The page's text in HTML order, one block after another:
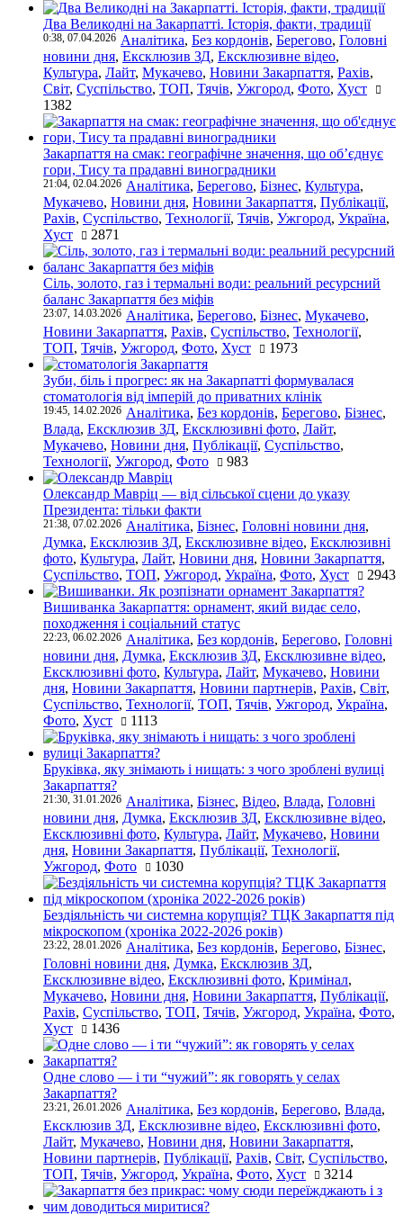
Два Великодні на Закарпатті. Історія, факти, традиції
0:38, 07.04.2026 Аналітика, Без кордонів, Берегово, Головні
новини дня, Ексклюзив ЗД, Ексклюзивне відео,
Культура, Лайт, Мукачево, Новини Закарпаття, Рахів,
Світ, Суспільство, ТОП, Тячів, Ужгород, Фото, Хуст
1382
Закарпаття на смак: географічне значення, що об’єднує
гори, Тису та прадавні виноградники
21:04, 02.04.2026 Аналітика, Берегово, Бізнес, Культура,
Мукачево, Новини дня, Новини Закарпаття, Публікації,
Рахів, Суспільство, Технології, Тячів, Ужгород, Україна,
Хуст
2871
Сіль, золото, газ і термальні води: реальний ресурсний
баланс Закарпаття без міфів
23:07, 14.03.2026 Аналітика, Берегово, Бізнес, Мукачево,
Новини Закарпаття, Рахів, Суспільство, Технології,
ТОП, Тячів, Ужгород, Фото, Хуст 1973
Зуби, біль і прогрес: як на Закарпатті формувалася
стоматологія від імперій до приватних клінік
19:45, 14.02.2026 Аналітика, Без кордонів, Берегово, Бізнес,
Влада, Ексклюзив ЗД, Ексклюзивні фото, Лайт,
Мукачево, Новини дня, Публікації, Суспільство,
Технології, Ужгород, Фото 983
Олександр Мавріц — від сільської сцени до указу
Президента: тільки факти
21:38, 07.02.2026 Аналітика, Бізнес, Головні новини дня,
Думка, Ексклюзив ЗД, Ексклюзивне відео, Ексклюзивні
фото, Культура, Лайт, Новини дня, Новини Закарпаття,
Суспільство, ТОП, Ужгород, Україна, Фото, Хуст 2943
Вишиванка Закарпаття: орнамент, який видає село,
походження і соціальний статус
22:23, 06.02.2026 Аналітика, Без кордонів, Берегово, Головні
новини дня, Думка, Ексклюзив ЗД, Ексклюзивне відео,
Ексклюзивні фото, Культура, Лайт, Мукачево, Новини
дня, Новини Закарпаття, Новини партнерів, Рахів, Світ,
Суспільство, Технології, ТОП, Тячів, Ужгород, Україна,
Фото, Хуст 1113
Бруківка, яку знімають і нищать: з чого зроблені вулиці
Закарпаття?
21:30, 31.01.2026 Аналітика, Бізнес, Відео, Влада, Головні
новини дня, Думка, Ексклюзив ЗД, Ексклюзивне відео,
Ексклюзивні фото, Культура, Лайт, Мукачево, Новини
дня, Новини Закарпаття, Публікації, Технології,
Ужгород, Фото 1030
Бездіяльність чи системна корупція? ТЦК Закарпаття під
мікроскопом (хроніка 2022-2026 років)
23:22, 28.01.2026 Аналітика, Без кордонів, Берегово, Бізнес,
Головні новини дня, Думка, Ексклюзив ЗД,
Ексклюзивне відео, Ексклюзивні фото, Кримінал,
Мукачево, Новини дня, Новини Закарпаття, Публікації,
Рахів, Суспільство, ТОП, Тячів, Ужгород, Україна, Фото,
Хуст
1436
Одне слово — і ти “чужий”: як говорять у селах
Закарпаття?
23:21, 26.01.2026 Аналітика, Без кордонів, Берегово, Влада,
Ексклюзив ЗД, Ексклюзивне відео, Ексклюзивні фото,
Лайт, Мукачево, Новини дня, Новини Закарпаття,
Новини партнерів, Публікації, Рахів, Світ, Суспільство,
ТОП, Тячів, Ужгород, Україна, Фото, Хуст 3214